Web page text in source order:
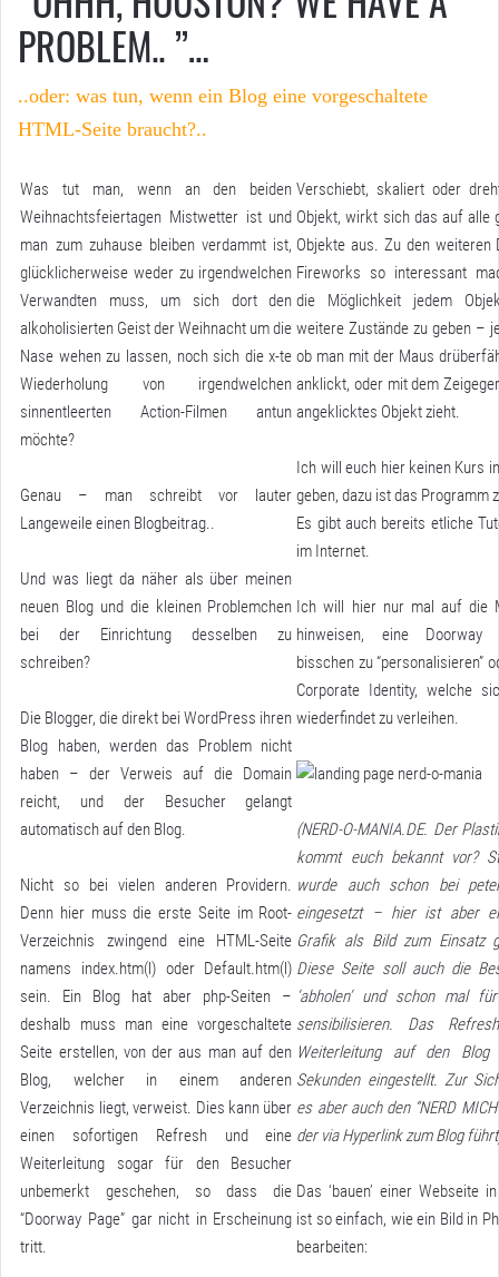
PROBLEM.. ”…
..oder: was tun, wenn ein Blog eine vorgeschaltete
HTML-Seite braucht?..
Was tut man, wenn an den beiden
Weihnachtsfeiertagen Mistwetter ist und
man zum zuhause bleiben verdammt ist,
glücklicherweise weder zu irgendwelchen
Verwandten muss, um sich dort den
alkoholisierten Geist der Weihnacht um die
Nase wehen zu lassen, noch sich die x-te
Wiederholung von irgendwelchen
sinnentleerten Action-Filmen antun
möchte?
Genau – man schreibt vor lauter
Langeweile einen Blogbeitrag..
Und was liegt da näher als über meinen
neuen Blog und die kleinen Problemchen
bei der Einrichtung desselben zu
schreiben?
Die Blogger, die direkt bei WordPress ihren
Blog haben, werden das Problem nicht
haben – der Verweis auf die Domain
reicht, und der Besucher gelangt
automatisch auf den Blog.
Nicht so bei vielen anderen Providern.
Denn hier muss die erste Seite im Root-
Verzeichnis zwingend eine HTML-Seite
namens index.htm(l) oder Default.htm(l)
sein. Ein Blog hat aber php-Seiten –
deshalb muss man eine vorgeschaltete
Seite erstellen, von der aus man auf den
Blog, welcher in einem anderen
Verzeichnis liegt, verweist. Dies kann über
einen sofortigen Refresh und eine
Weiterleitung sogar für den Besucher
unbemerkt geschehen, so dass die
“Doorway Page” gar nicht in Erscheinung
tritt.
Verschiebt, skaliert oder
Objekt, wirkt sich das auf alle
Objekte aus. Zu den weiteren
Fireworks so interessant
die Möglichkeit jedem
weitere Zustände zu geben –
ob man mit der Maus
anklickt, oder mit dem
angeklicktes Objekt zieht.
Ich will euch hier keinen Kurs
geben, dazu ist das Programm
Es gibt auch bereits etliche
im Internet.
Ich will hier nur mal auf die
hinweisen, eine Doorway
bisschen zu “personalisieren”
Corporate Identity, welche
wiederfindet zu verleihen.
(NERD-O-MANIA.DE. Der
kommt euch bekannt vor?
wurde auch schon bei
eingesetzt – hier ist aber
Grafik als Bild zum Einsatz
Diese Seite soll auch die
‘abholen’ und schon mal
sensibilisieren. Das
Weiterleitung auf den
Sekunden eingestellt. Zur
es aber auch den “NERD
der via Hyperlink zum Blog
Das ‘bauen’ einer Webseite
ist so einfach, wie ein Bild in
bearbeiten: